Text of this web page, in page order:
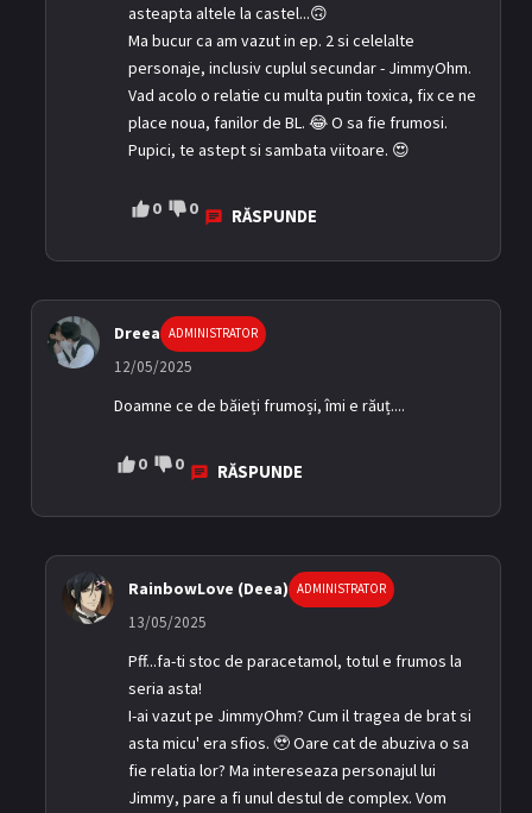
asteapta altele la castel...🙃
Ma bucur ca am vazut in ep. 2 si celelalte
personaje, inclusiv cuplul secundar - JimmyOhm.
Vad acolo o relatie cu multa putin toxica, fix ce ne
place noua, fanilor de BL. 😂 O sa fie frumosi.
Pupici, te astept si sambata viitoare. 😍
0 0 RĂSPUNDE
Dreea ADMINISTRATOR
12/05/2025
Doamne ce de băieți frumoși, îmi e răuț....
0 0 RĂSPUNDE
RainbowLove (Deea) ADMINISTRATOR
13/05/2025
Pff...fa-ti stoc de paracetamol, totul e frumos la
seria asta!
I-ai vazut pe JimmyOhm? Cum il tragea de brat si
asta micu' era sfios. 🥹 Oare cat de abuziva o sa
fie relatia lor? Ma intereseaza personajul lui
Jimmy, pare a fi unul destul de complex. Vom